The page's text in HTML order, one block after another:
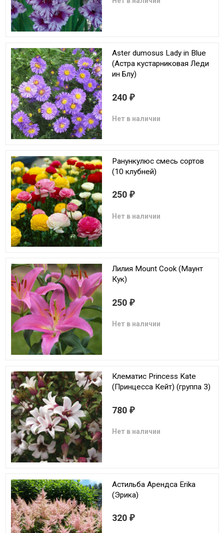
Aster dumosus Lady in Blue
(Астра кустарниковая Леди
ин Блу)
240 ₽
Нет в наличии
Ранункулюс смесь сортов
(10 клубней)
250 ₽
Нет в наличии
Лилия Mount Cook (Маунт
Кук)
250 ₽
Нет в наличии
Клематис Princess Kate
(Принцесса Кейт) (группа 3)
780 ₽
Нет в наличии
Астильба Арендса Erika
(Эрика)
320 ₽